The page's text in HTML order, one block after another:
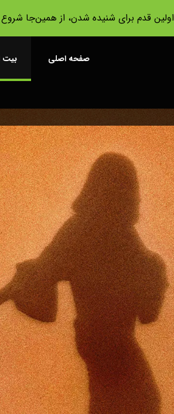
اولین قدم برای شنیده شدن، از همین‌جا
صفحه اصلی بیت